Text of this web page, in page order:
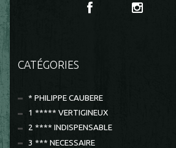
CATÉGORIES
* PHILIPPE CAUBERE
1 ***** VERTIGINEUX
2 **** INDISPENSABLE
3 *** NECESSAIRE